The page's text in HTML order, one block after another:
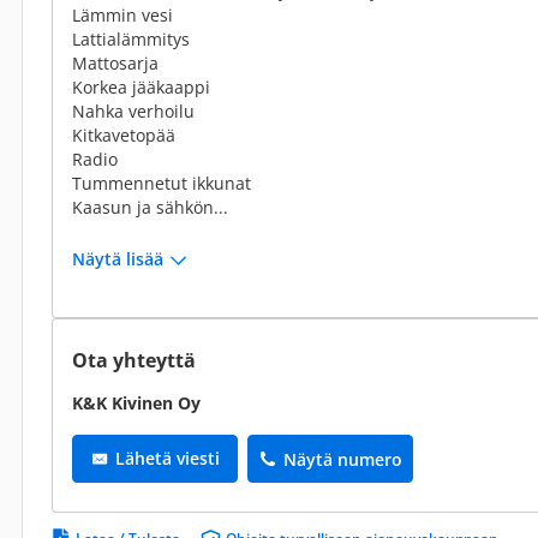
Lämmin vesi
Lattialämmitys
Mattosarja
Korkea jääkaappi
Nahka verhoilu
Kitkavetopää
Radio
Tummennetut ikkunat
Kaasun ja sähkön...
Näytä lisää
Ota yhteyttä
K&K Kivinen Oy
Lähetä viesti Näytä numero